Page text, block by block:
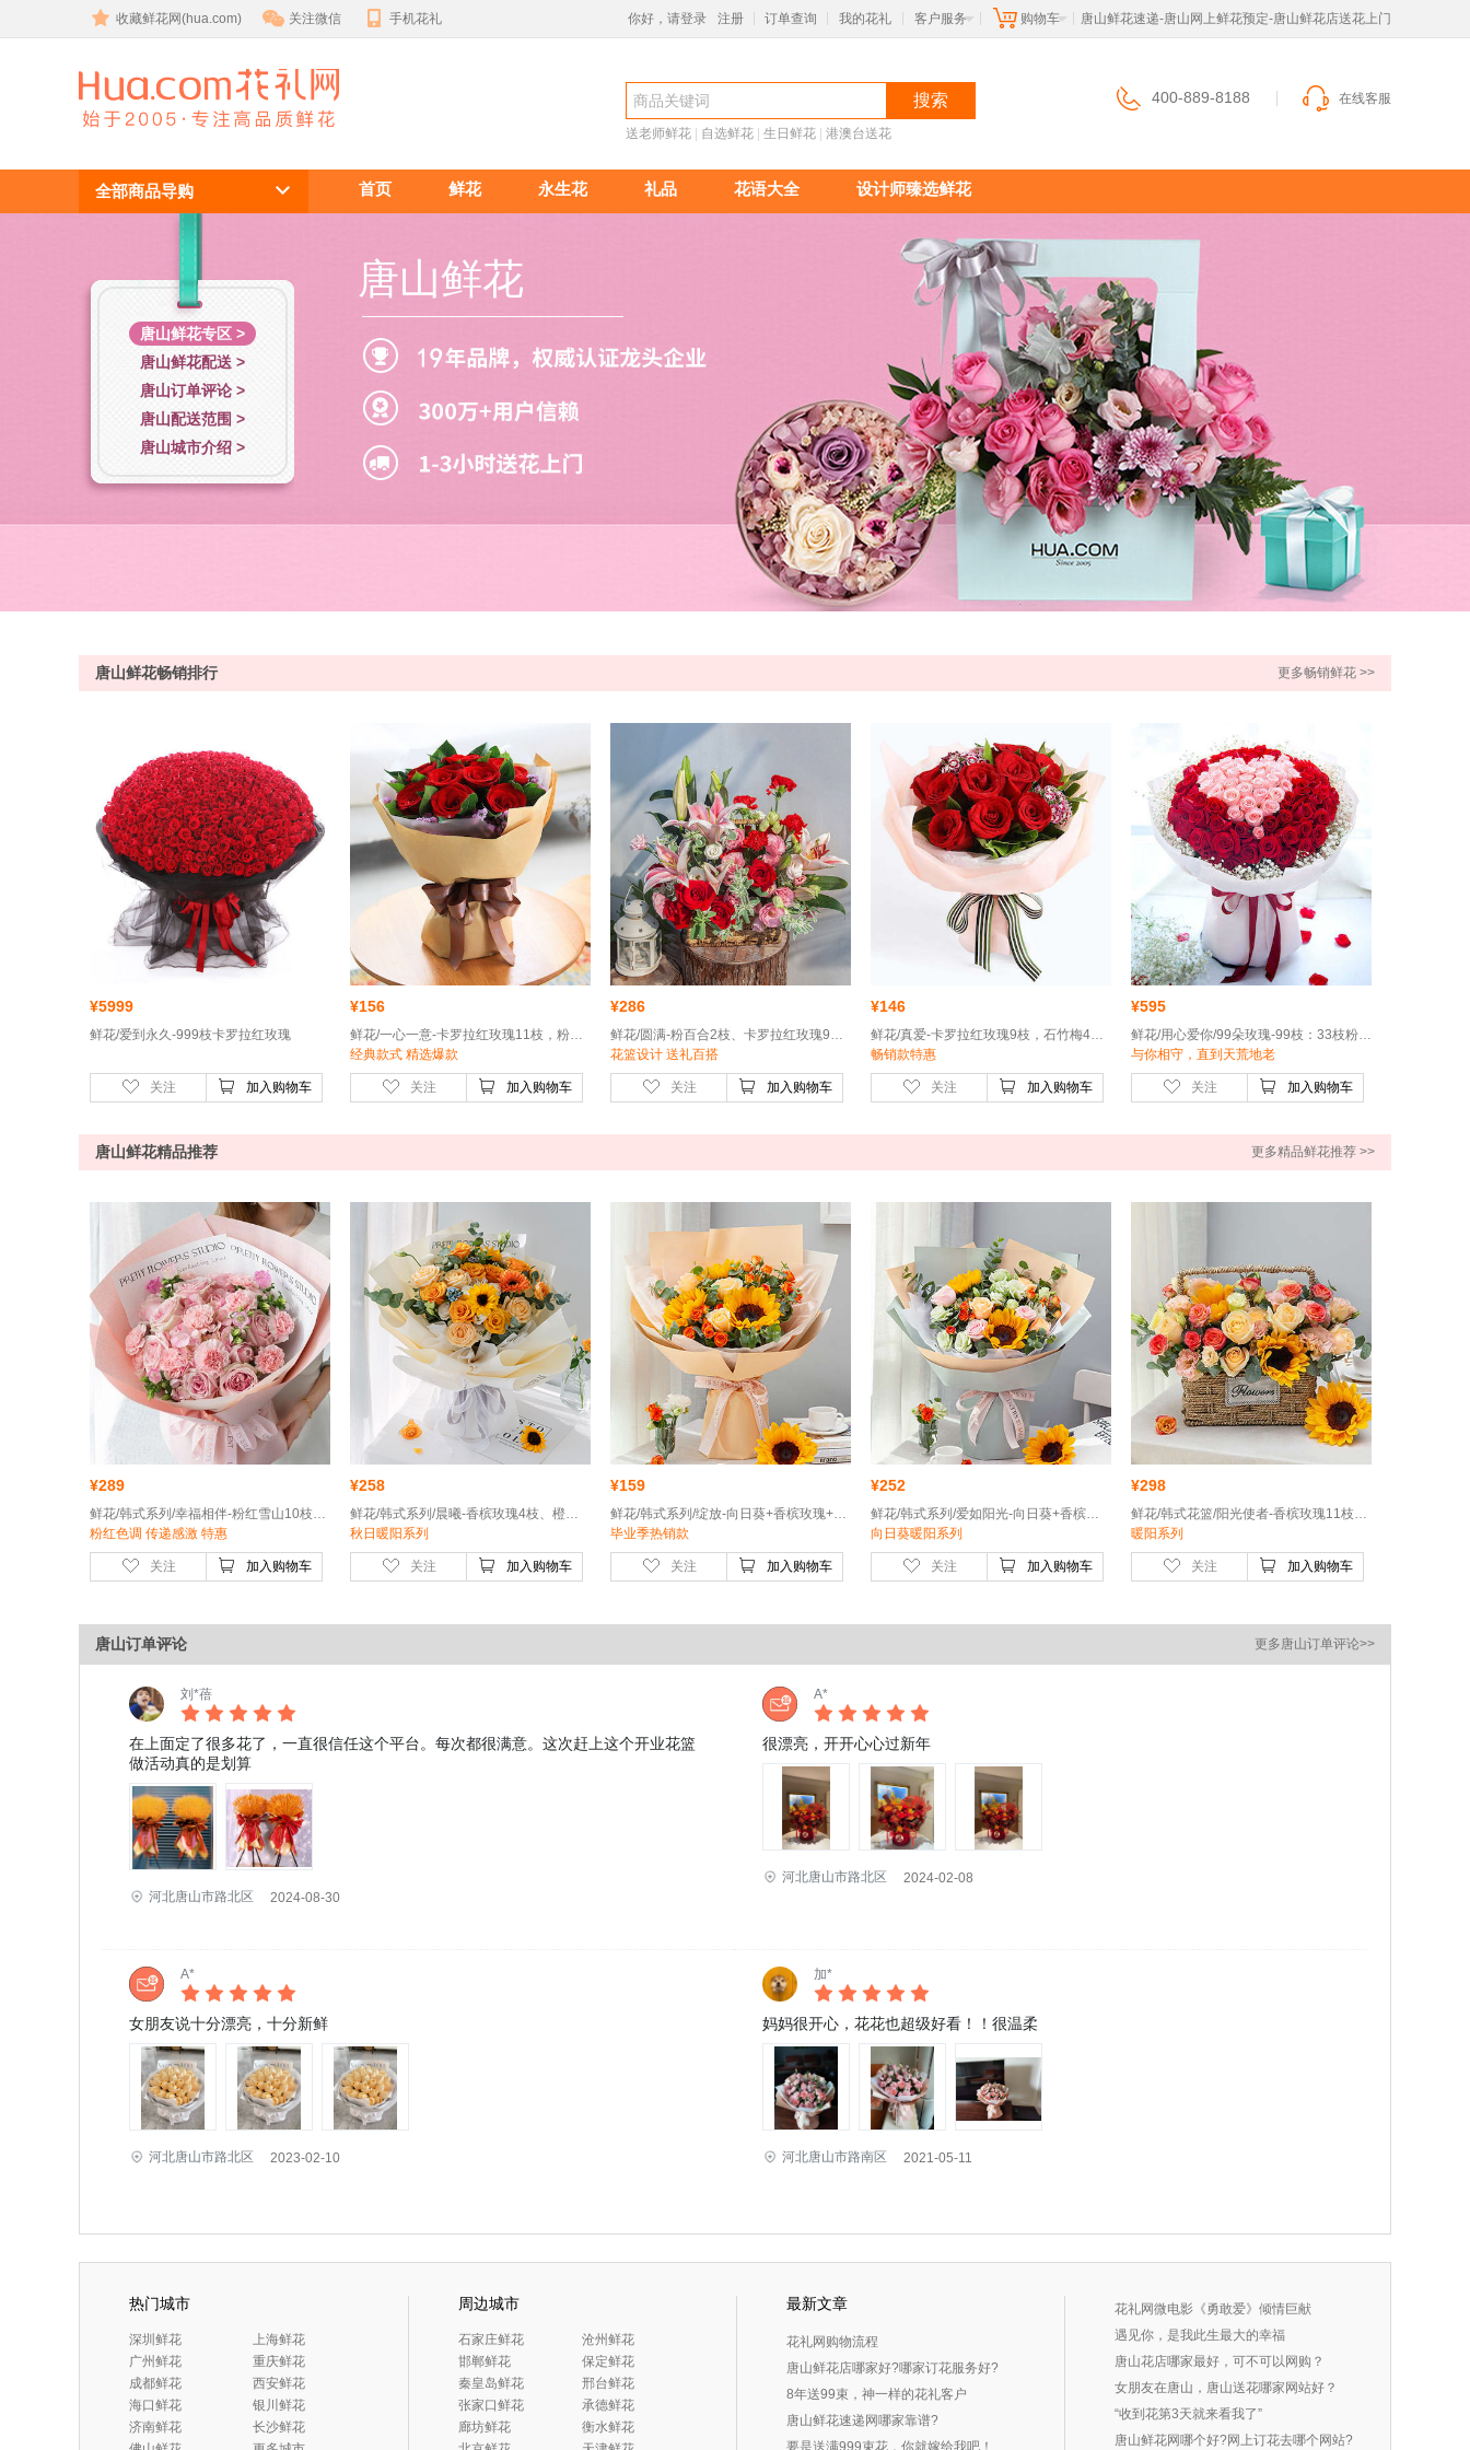
收藏鲜花网(hua.com) 关注微信 手机花礼 你好，请登录 注册 订单查询 我的花礼 客户服务 购物车 唐山鲜花速递-唐山网上鲜花预定-唐山鲜花店送花上门
唐山鲜花
搜索
送老师鲜花 自选鲜花 生日鲜花 港澳台送花
400-889-8188 在线客服
全部商品导购 首页 鲜花 永生花 礼品 花语大全 设计师臻选鲜花
唐山鲜花专区 >
唐山鲜花配送 >
唐山订单评论 >
唐山配送范围 >
唐山城市介绍 >
唐山鲜花
更多畅销鲜花 >>
唐山鲜花畅销排行
¥5999
鲜花/爱到永久-999枝卡罗拉红玫瑰
关注 加入购物车
¥156
鲜花/一心一意-卡罗拉红玫瑰11枝，粉色勿忘我0.3扎
经典款式 精选爆款
关注 加入购物车
¥286
鲜花/圆满-粉百合2枝、卡罗拉红玫瑰9枝、红色康乃馨15枝
花篮设计 送礼百搭
关注 加入购物车
¥146
鲜花/真爱-卡罗拉红玫瑰9枝，石竹梅4枝，栀子叶0.5扎
畅销款特惠
关注 加入购物车
¥595
鲜花/用心爱你/99朵玫瑰-99枝：33枝粉玫瑰＋66枝卡罗拉红玫瑰
与你相守，直到天荒地老
关注 加入购物车
更多精品鲜花推荐 >>
唐山鲜花精品推荐
¥289
鲜花/韩式系列/幸福相伴-粉红雪山10枝，粉康乃馨9枝，粉色大绣球1枝，粉色风铃花5朵
粉红色调 传递感激 特惠
关注 加入购物车
¥258
鲜花/韩式系列/晨曦-香槟玫瑰4枝、橙色辉煌玫瑰7枝、迷你向日葵2枝
秋日暖阳系列
关注 加入购物车
¥159
鲜花/韩式系列/绽放-向日葵+香槟玫瑰+多头玫瑰
毕业季热销款
关注 加入购物车
¥252
鲜花/韩式系列/爱如阳光-向日葵+香槟玫瑰+多头玫瑰
向日葵暖阳系列
关注 加入购物车
¥298
鲜花/韩式花篮/阳光使者-香槟玫瑰11枝、向日葵2枝、香槟色洋桔梗3枝、橙色多头玫瑰2枝、尤加利叶5枝
暖阳系列
关注 加入购物车
更多唐山订单评论>>
唐山订单评论
刘*蓓
在上面定了很多花了，一直很信任这个平台。每次都很满意。这次赶上这个开业花篮
做活动真的是划算
河北唐山市路北区 2024-08-30
A*
很漂亮，开开心心过新年
河北唐山市路北区 2024-02-08
A*
女朋友说十分漂亮，十分新鲜
河北唐山市路北区 2023-02-10
加*
妈妈很开心，花花也超级好看！！很温柔
河北唐山市路南区 2021-05-11
热门城市
深圳鲜花
上海鲜花
广州鲜花
重庆鲜花
成都鲜花
西安鲜花
海口鲜花
银川鲜花
济南鲜花
长沙鲜花
周边城市
石家庄鲜花
沧州鲜花
邯郸鲜花
保定鲜花
秦皇岛鲜花
邢台鲜花
张家口鲜花
承德鲜花
廊坊鲜花
衡水鲜花
最新文章
花礼网购物流程
唐山鲜花店哪家好?哪家订花服务好?
8年送99束，神一样的花礼客户
唐山鲜花速递网哪家靠谱?
要是送满999束花，你就嫁给我吧！
花礼网微电影《勇敢爱》倾情巨献
遇见你，是我此生最大的幸福
唐山花店哪家最好，可不可以网购？
女朋友在唐山，唐山送花哪家网站好？
“收到花第3天就来看我了”
唐山鲜花网哪个好?网上订花去哪个网站?